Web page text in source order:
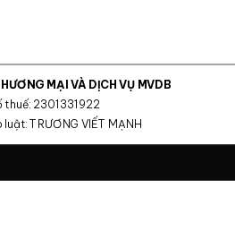
MẠI VÀ DỊCH VỤ MVDB
thuế: 2301331922
TRƯƠNG VIẾT MẠNH